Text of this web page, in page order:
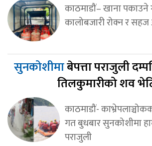
काठमाडौं– खाना पकाउने
कालोबजारी रोक्न र
सुनकोशीमाबेपत्ता पराजुली
तिलकुमारीको शव
काठमाडौं-
गत बुधबार सुनकोशीमा
पराजुली